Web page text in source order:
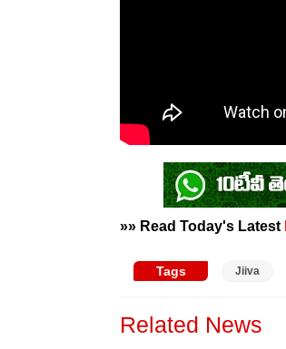
»» Read Today's Latest
Tags Jiiva
Related News